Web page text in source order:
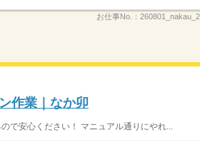
お仕事No.：
作業｜なか卯
安心ください！ マニュアル通りにやれ...